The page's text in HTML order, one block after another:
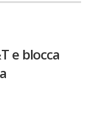
e blocca